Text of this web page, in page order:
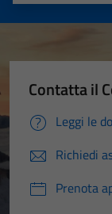
Contatta il
Leggi le
Richiedi
Prenota